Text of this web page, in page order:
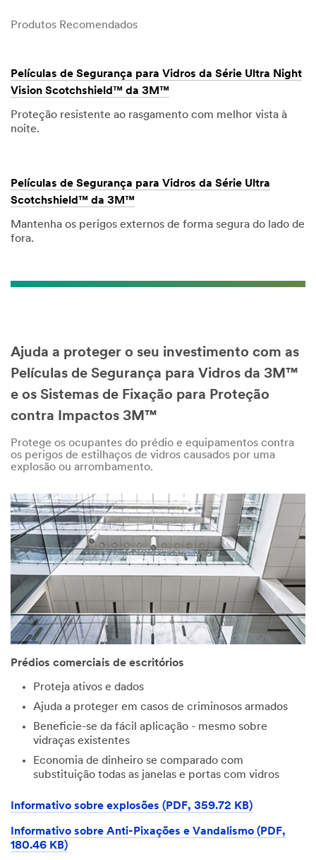
Produtos Recomendados
Películas de Segurança para Vidros da Série Ultra Night
Vision Scotchshield™ da 3M™
Proteção resistente ao rasgamento com melhor vista à
noite.
Películas de Segurança para Vidros da Série Ultra
Scotchshield™ da 3M™
Mantenha os perigos externos de forma segura do lado de
fora.
Ajuda a proteger o seu investimento com as
Películas de Segurança para Vidros da 3M™
e os Sistemas de Fixação para Proteção
contra Impactos 3M™
Protege os ocupantes do prédio e equipamentos contra
os perigos de estilhaços de vidros causados por uma
explosão ou arrombamento.
Prédios comerciais de escritórios
Proteja ativos e dados
Ajuda a proteger em casos de criminosos armados
Beneficie-se da fácil aplicação - mesmo sobre
vidraças existentes
Economia de dinheiro se comparado com
substituição todas as janelas e portas com vidros
Informativo sobre explosões (PDF, 359.72 KB)
Informativo sobre Anti-Pixações e Vandalismo (PDF,
180.46 KB)